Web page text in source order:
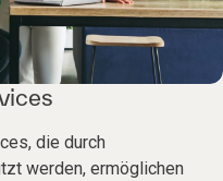
die durch
werden, ermöglichen